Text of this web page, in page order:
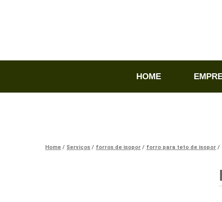
HOME
Home Serviços forros de isopor forro para teto de isopor